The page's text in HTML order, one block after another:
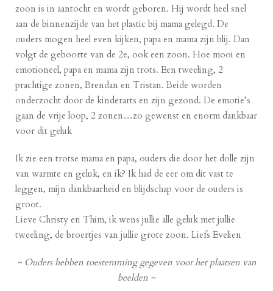
zoon is in aantocht en wordt geboren. Hij wordt heel snel
aan de binnenzijde van het plastic bij mama gelegd. De
ouders mogen heel even kijken, papa en mama zijn blij. Dan
volgt de geboorte van de 2e, ook een zoon. Hoe mooi en
emotioneel, papa en mama zijn trots. Een tweeling, 2
prachtige zonen, Brendan en Tristan. Beide worden
onderzocht door de kinderarts en zijn gezond. De emotie’s
gaan de vrije loop, 2 zonen…zo gewenst en enorm dankbaar
voor dit geluk
Ik zie een trotse mama en papa, ouders die door het dolle zijn
van warmte en geluk, en ik? Ik had de eer om dit vast te
leggen, mijn dankbaarheid en blijdschap voor de ouders is
groot.
Lieve Christy en Thim, ik wens jullie alle geluk met jullie
tweeling, de broertjes van jullie grote zoon. Liefs Evelien
~ Ouders hebben toestemming gegeven voor het plaatsen van
beelden ~